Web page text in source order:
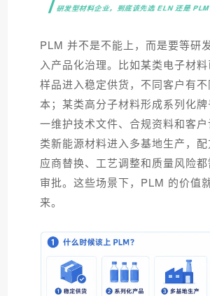
研发型材料企业，到底该先选 ELN 还是 PLM
PLM 并不是不能上，而是要等研
入产品化治理。比如某类电子材
样品进入稳定供货，不同客户有
本；某类高分子材料形成系列化
一维护技术文件、合规资料和客
类新能源材料进入多基地生产，
应商替换、工艺调整和质量风险
审批。这些场景下，PLM 的价值
来。